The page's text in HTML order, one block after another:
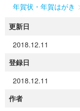
年賀状・年賀はがき
更新日
2018.12.11
登録日
2018.12.11
作者